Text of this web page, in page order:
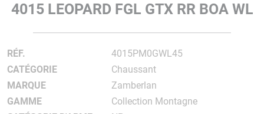
4015 LEOPARD FGL GTX RR BOA WL
RÉF.
4015PM0GWL45
CATÉGORIE
Chaussant
MARQUE
Zamberlan
GAMME
Collection Montagne